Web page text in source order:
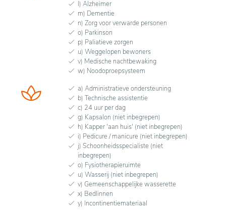
l) Alzheimer
m) Dementie
n) Zorg voor verwarde personen
o) Parkinson
p) Paliatieve zorgen
u) Weggelopen bewoners
v) Medische nachtbewaking
w) Noodoproepsysteem
a) Administratieve ondersteuning
b) Technische assistentie
c) 24 uur per dag
g) Kapsalon (niet inbegrepen)
h) Kapper 'aan huis' (niet inbegrepen)
i) Pedicure / manicure (niet inbegrepen)
j) Schoonheidsspecialiste (niet
inbegrepen)
o) Fysiotherapieruimte
u) Wasserij (niet inbegrepen)
v) Gemeenschappelijke wasserette
x) Bedlinnen
y) Incontinentiemateriaal